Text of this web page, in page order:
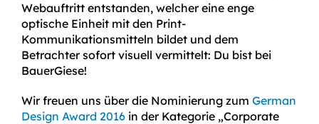
Webauftritt entstanden, welcher eine enge
optische Einheit mit den Print-
Kommunikationsmitteln bildet und dem
Betrachter sofort visuell vermittelt: Du bist bei
BauerGiese!
Wir freuen uns über die Nominierung zum German
Design Award 2016 in der Kategorie „Corporate